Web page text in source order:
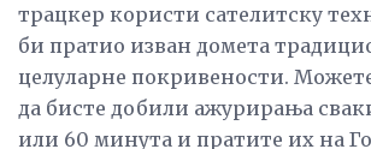
трацкер користи сателитску
би пратио изван домета
целуларне покривености.
да бисте добили ажурирања
или 60 минута и пратите их на